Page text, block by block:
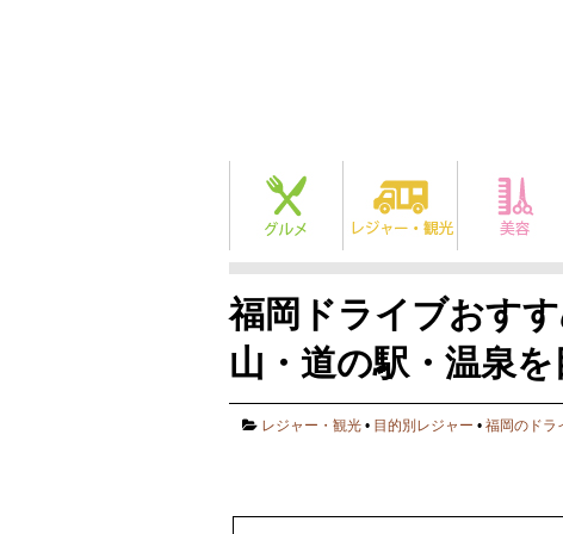
福岡ドライブおす
山・道の駅・温泉
レジャー・観光 • 目的別レジャー • 福岡のドラ